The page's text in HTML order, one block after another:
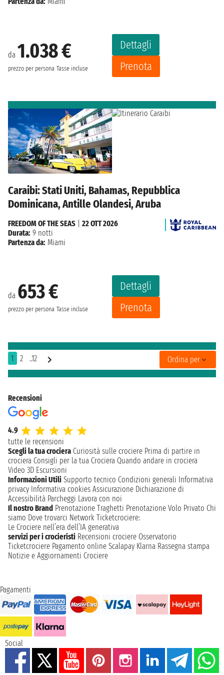
da 1.038 €
prezzo per persona Tasse incluse
Dettagli
Prenota
Caraibi: Stati Uniti, Bahamas, Repubblica
Dominicana, Antille Olandesi, Aruba
da 653 €
prezzo per persona Tasse incluse
Dettagli
Prenota
FREEDOM OF THE SEAS
22 OTT 2026
Durata: 9 notti
Partenza da: Miami
1 2 ..12 Ordina per
Recensioni
4.9
tutte le recensioni
Scegli la tua crociera Curiosità sulle crociere Prima di partire in
crociera Consigli per la tua Crociera Quando andare in crociera
Video 3D Escursioni
Informazioni Utili Supporto tecnico Condizioni generali Informativa
privacy Informativa cookies Assicurazione Dichiarazione di
Accessibilità Parcheggi Lavora con noi
Il nostro Brand Prenotazione Traghetti Prenotazione Volo Privato Chi
siamo Dove trovarci Network Ticketcrociere:
Le Crociere nell’era dell’IA generativa
servizi per i crocieristi Recensioni crociere Osservatorio
Ticketcrociere Pagamento online Scalapay Klarna Rassegna stampa
Notizie e Aggiornamenti Crociere
Pagamenti
Social